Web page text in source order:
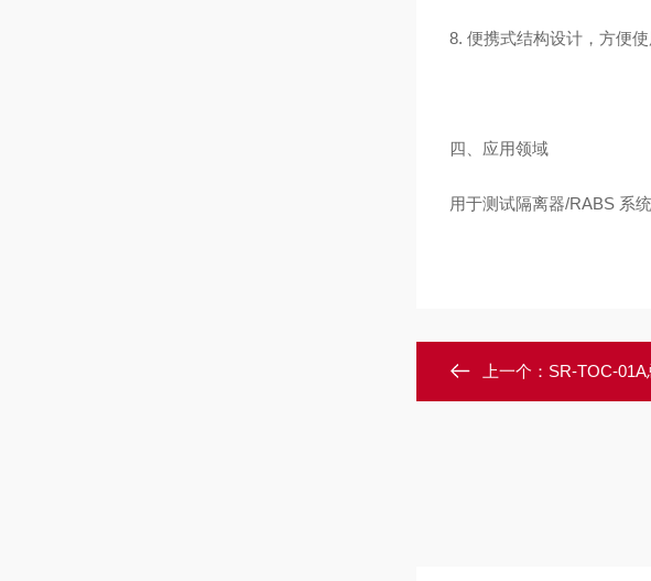
8. 便携式结构设计，方便使
四、应用领域
用于测试隔离器/RABS 系
上一个： SR-TOC-